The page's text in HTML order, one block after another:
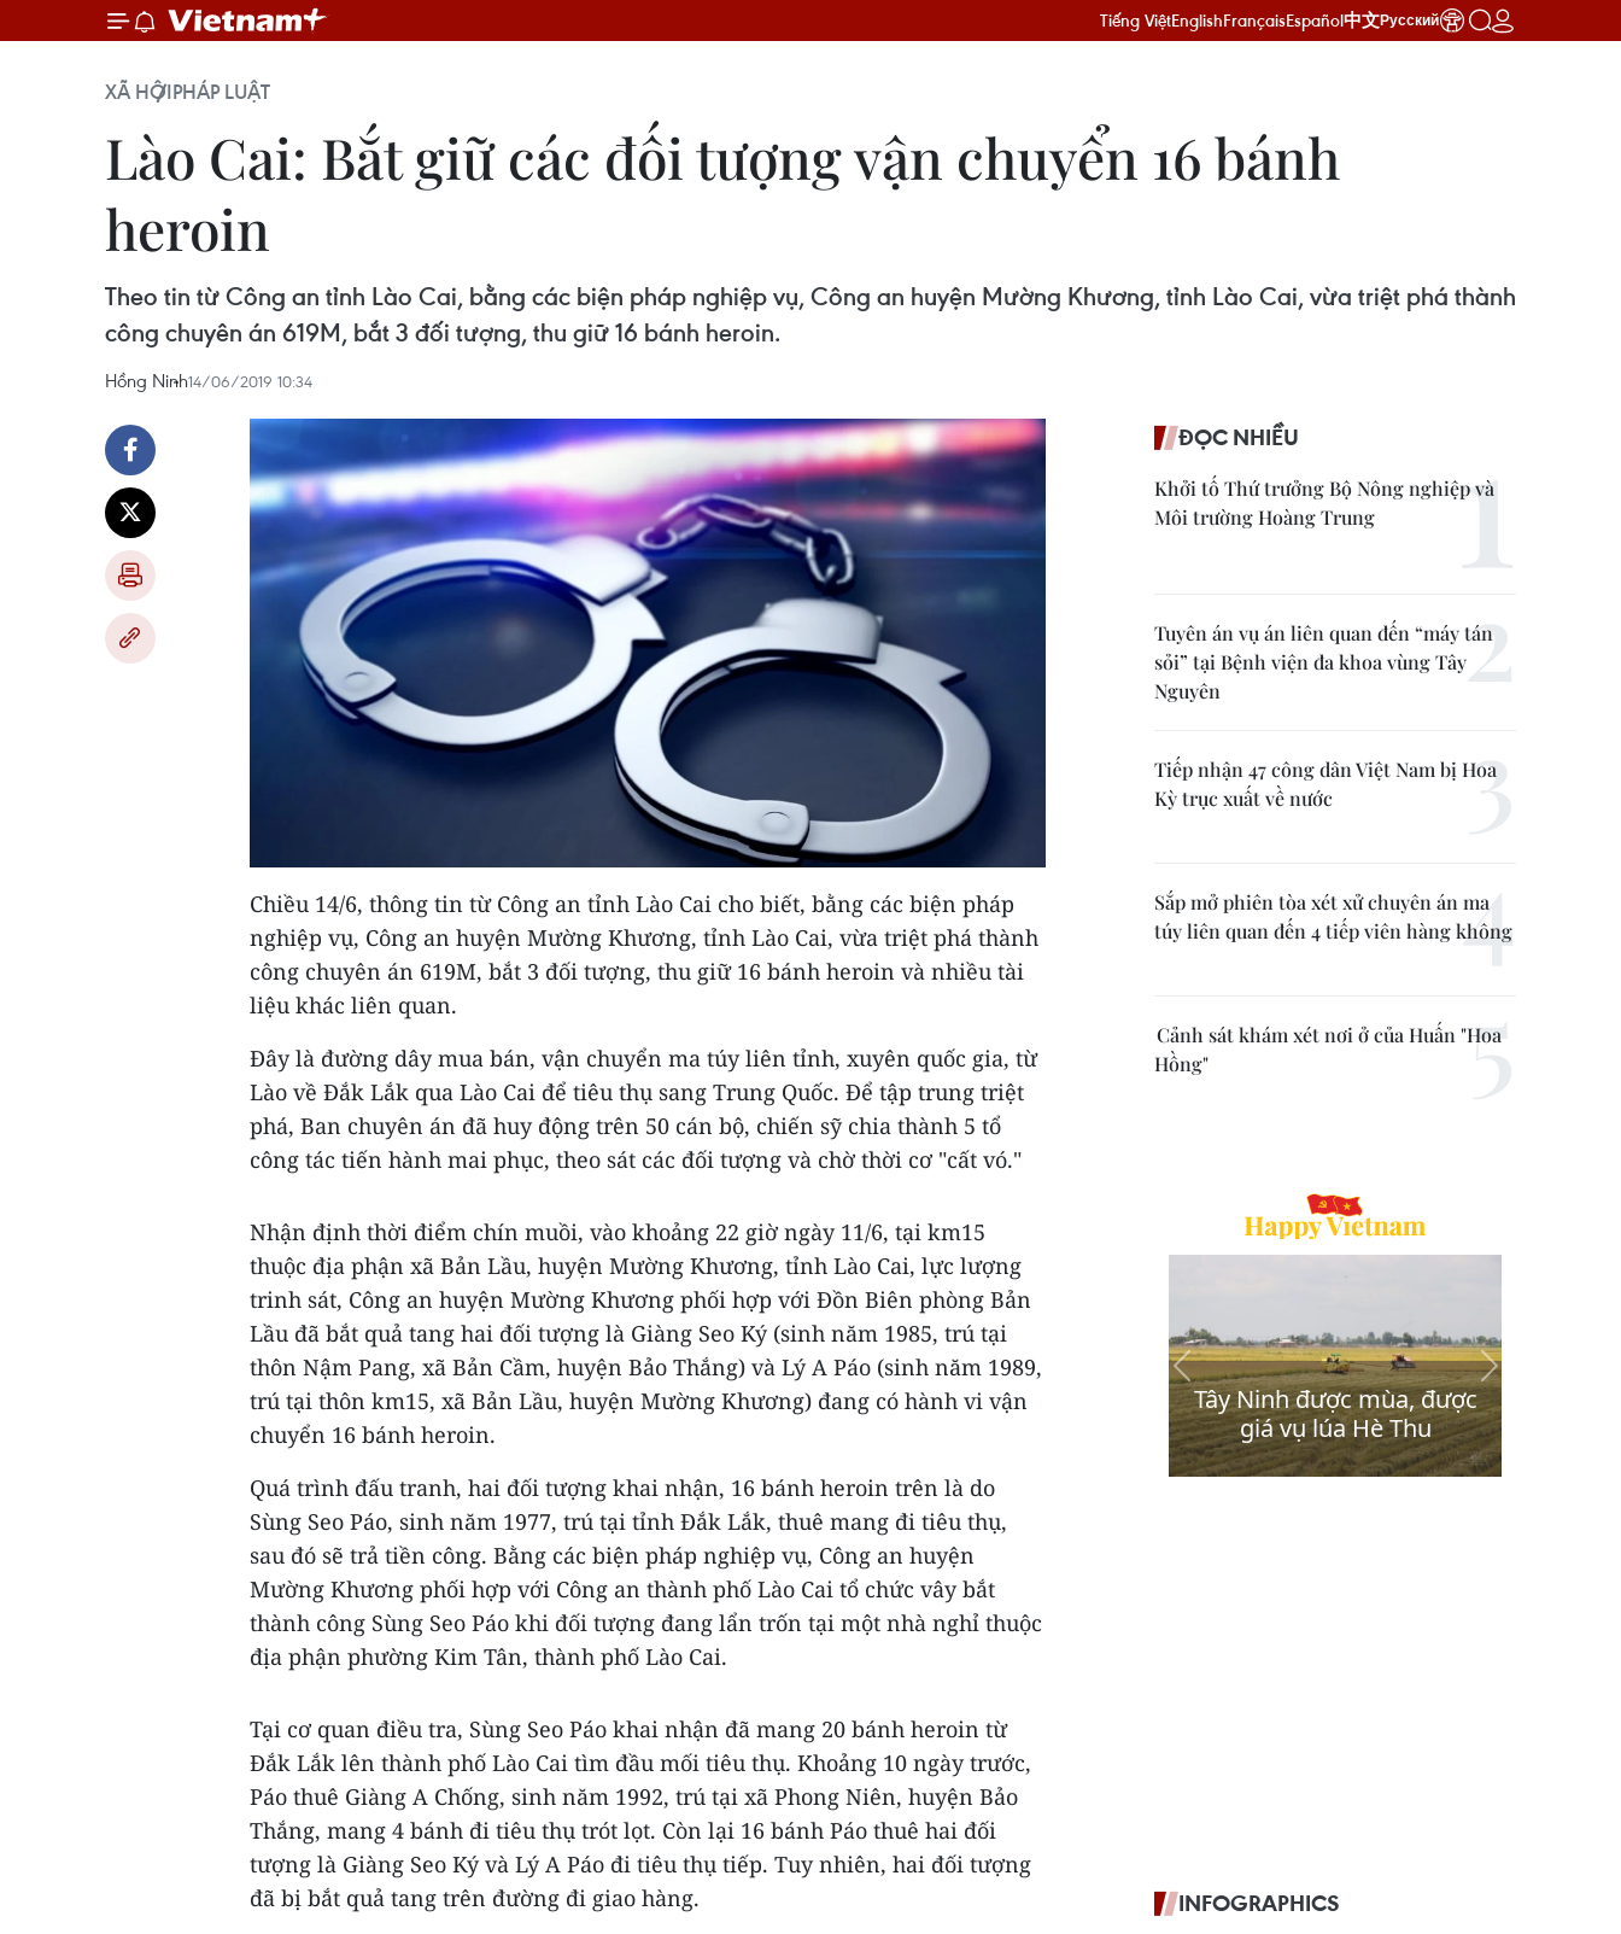
Tiếng ViệtEnglishFrançaisEspañol中文Русский
XÃ HỘIPHÁP LUẬT
Lào Cai: Bắt giữ các đối tượng vận chuyển 16 bánh
heroin
Theo tin từ Công an tỉnh Lào Cai, bằng các biện pháp nghiệp vụ, Công an huyện Mường Khương, tỉnh Lào Cai, vừa triệt phá thành
công chuyên án 619M, bắt 3 đối tượng, thu giữ 16 bánh heroin.
Hồng Ninh14/06/2019 10:34
Chiều 14/6, thông tin từ Công an tỉnh Lào Cai cho biết, bằng các biện pháp
nghiệp vụ, Công an huyện Mường Khương, tỉnh Lào Cai, vừa triệt phá thành
công chuyên án 619M, bắt 3 đối tượng, thu giữ 16 bánh heroin và nhiều tài
liệu khác liên quan.
Đây là đường dây mua bán, vận chuyển ma túy liên tỉnh, xuyên quốc gia, từ
Lào về Đắk Lắk qua Lào Cai để tiêu thụ sang Trung Quốc. Để tập trung triệt
phá, Ban chuyên án đã huy động trên 50 cán bộ, chiến sỹ chia thành 5 tổ
công tác tiến hành mai phục, theo sát các đối tượng và chờ thời cơ "cất vó."
Nhận định thời điểm chín muồi, vào khoảng 22 giờ ngày 11/6, tại km15
thuộc địa phận xã Bản Lầu, huyện Mường Khương, tỉnh Lào Cai, lực lượng
trinh sát, Công an huyện Mường Khương phối hợp với Đồn Biên phòng Bản
Lầu đã bắt quả tang hai đối tượng là Giàng Seo Ký (sinh năm 1985, trú tại
thôn Nậm Pang, xã Bản Cầm, huyện Bảo Thắng) và Lý A Páo (sinh năm 1989,
trú tại thôn km15, xã Bản Lầu, huyện Mường Khương) đang có hành vi vận
chuyển 16 bánh heroin.
Quá trình đấu tranh, hai đối tượng khai nhận, 16 bánh heroin trên là do
Sùng Seo Páo, sinh năm 1977, trú tại tỉnh Đắk Lắk, thuê mang đi tiêu thụ,
sau đó sẽ trả tiền công. Bằng các biện pháp nghiệp vụ, Công an huyện
Mường Khương phối hợp với Công an thành phố Lào Cai tổ chức vây bắt
thành công Sùng Seo Páo khi đối tượng đang lẩn trốn tại một nhà nghỉ thuộc
địa phận phường Kim Tân, thành phố Lào Cai.
Tại cơ quan điều tra, Sùng Seo Páo khai nhận đã mang 20 bánh heroin từ
Đắk Lắk lên thành phố Lào Cai tìm đầu mối tiêu thụ. Khoảng 10 ngày trước,
Páo thuê Giàng A Chống, sinh năm 1992, trú tại xã Phong Niên, huyện Bảo
Thắng, mang 4 bánh đi tiêu thụ trót lọt. Còn lại 16 bánh Páo thuê hai đối
tượng là Giàng Seo Ký và Lý A Páo đi tiêu thụ tiếp. Tuy nhiên, hai đối tượng
đã bị bắt quả tang trên đường đi giao hàng.
ĐỌC NHIỀU
Khởi tố Thứ trưởng Bộ Nông nghiệp và
Môi trường Hoàng Trung
Tuyên án vụ án liên quan đến “máy tán
sỏi” tại Bệnh viện đa khoa vùng Tây
Nguyên
Tiếp nhận 47 công dân Việt Nam bị Hoa
Kỳ trục xuất về nước
Sắp mở phiên tòa xét xử chuyên án ma
túy liên quan đến 4 tiếp viên hàng không
Cảnh sát khám xét nơi ở của Huấn "Hoa
Hồng"
INFOGRAPHICS